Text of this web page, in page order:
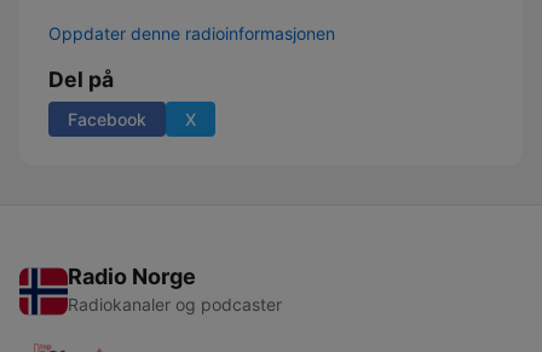
Oppdater denne radioinformasjonen
Del på
Facebook X
Radio Norge
Radiokanaler og podcaster